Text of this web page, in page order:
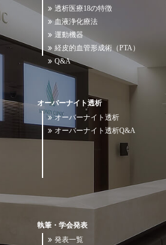
透析医療18の特徴
血液浄化療法
運動機器
経皮的血管形成術（PTA）
Q&A
オーバーナイト透析
オーバーナイト透析
オーバーナイト透析Q&A
執筆・学会発表
発表一覧